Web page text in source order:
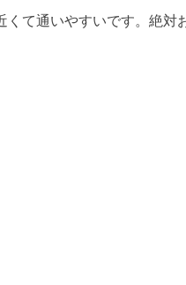
て通いやすいです。絶対